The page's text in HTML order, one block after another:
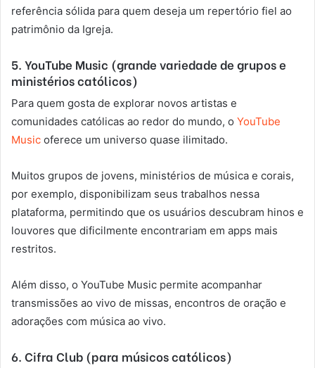
referência sólida para quem deseja um repertório fiel ao
patrimônio da Igreja.
5. YouTube Music (grande variedade de grupos e
ministérios católicos)
Para quem gosta de explorar novos artistas e
comunidades católicas ao redor do mundo, o YouTube
Music oferece um universo quase ilimitado.
Muitos grupos de jovens, ministérios de música e corais,
por exemplo, disponibilizam seus trabalhos nessa
plataforma, permitindo que os usuários descubram hinos e
louvores que dificilmente encontrariam em apps mais
restritos.
Além disso, o YouTube Music permite acompanhar
transmissões ao vivo de missas, encontros de oração e
adorações com música ao vivo.
6. Cifra Club (para músicos católicos)